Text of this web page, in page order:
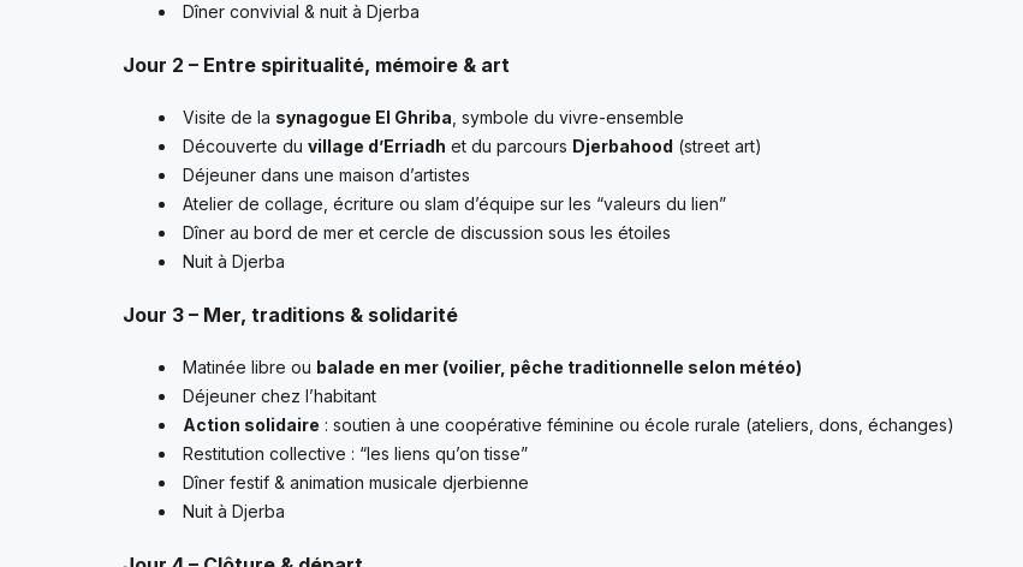
Dîner convivial & nuit à Djerba
Jour 2 – Entre spiritualité, mémoire & art
Visite de la synagogue El Ghriba , symbole du vivre-ensemble
Découverte du village d’Erriadh et du parcours Djerbahood (street art)
Déjeuner dans une maison d’artistes
Atelier de collage, écriture ou slam d’équipe sur les “valeurs du lien”
Dîner au bord de mer et cercle de discussion sous les étoiles
Nuit à Djerba
Jour 3 – Mer, traditions & solidarité
Matinée libre ou balade en mer (voilier, pêche traditionnelle selon météo)
Déjeuner chez l’habitant
Action solidaire : soutien à une coopérative féminine ou école rurale (ateliers, dons, échanges)
Restitution collective : “les liens qu’on tisse”
Dîner festif & animation musicale djerbienne
Nuit à Djerba